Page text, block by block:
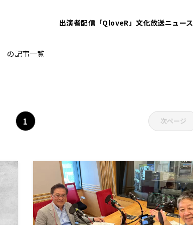
出演者配信「QloveR」文化放送ニュース
ヨーロッパ
の記事一覧
1 次ページ